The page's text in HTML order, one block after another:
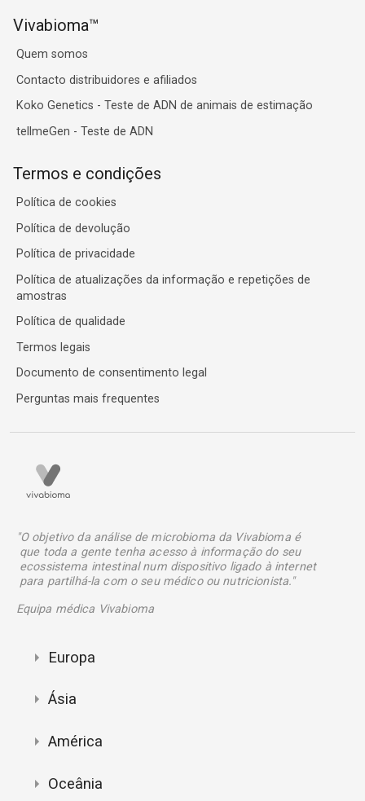
Vivabioma™
Quem somos
Contacto distribuidores e afiliados
Koko Genetics - Teste de ADN de animais de estimação
tellmeGen - Teste de ADN
Termos e condições
Política de cookies
Política de devolução
Política de privacidade
Política de atualizações da informação e repetições de
amostras
Política de qualidade
Termos legais
Documento de consentimento legal
Perguntas mais frequentes
"O objetivo da análise de microbioma da Vivabioma é
que toda a gente tenha acesso à informação do seu
ecossistema intestinal num dispositivo ligado à internet
para partilhá-la com o seu médico ou nutricionista."
Equipa médica Vivabioma
Europa
Ásia
América
Oceânia